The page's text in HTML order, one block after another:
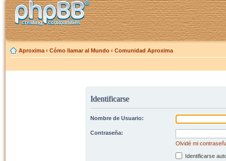
Aproxima ‹ Cómo llamar al Mundo ‹ Comunidad Aproxima
Identificarse
Nombre de Usuario:
Contraseña:
Olvidé mi
Identificarse